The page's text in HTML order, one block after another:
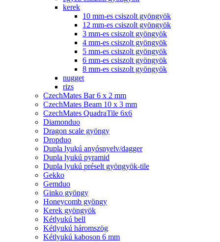
kerek
10 mm-es csiszolt gyöngyök
12 mm-es csiszolt gyöngyök
3 mm-es csiszolt gyöngyök
4 mm-es csiszolt gyöngyök
5 mm-es csiszolt gyöngyök
6 mm-es csiszolt gyöngyök
8 mm-es csiszolt gyöngyök
nugget
rizs
CzechMates Bar 6 x 2 mm
CzechMates Beam 10 x 3 mm
CzechMates QuadraTile 6x6
Diamonduo
Dragon scale gyöngy
Dropduo
Dupla lyukú anyósnyelv/dagger
Dupla lyukú pyramid
Dupla lyukú préselt gyöngyök-tile
Gekko
Gemduo
Ginko gyöngy
Honeycomb gyöngy
Kerek gyöngyök
Kétlyukú bell
Kétlyukú háromszög
Kétlyukú kaboson 6 mm